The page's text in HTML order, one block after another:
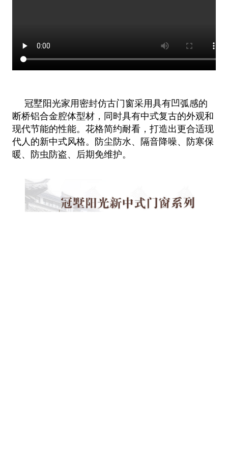
冠墅阳光家用密封仿古门窗采用具有凹弧感的
断桥铝合金腔体型材，同时具有中式复古的外观和
现代节能的性能。花格简约耐看，打造出更合适现
代人的新中式风格。防尘防水、隔音降噪、防寒保
暖、防虫防盗、后期免维护。